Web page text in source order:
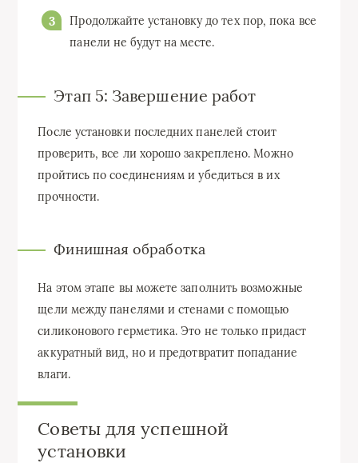
Продолжайте установку до тех пор, пока все
панели не будут на месте.
Этап 5: Завершение работ
После установки последних панелей стоит
проверить, все ли хорошо закреплено. Можно
пройтись по соединениям и убедиться в их
прочности.
Финишная обработка
На этом этапе вы можете заполнить возможные
щели между панелями и стенами с помощью
силиконового герметика. Это не только придаст
аккуратный вид, но и предотвратит попадание
влаги.
Советы для успешной
установки